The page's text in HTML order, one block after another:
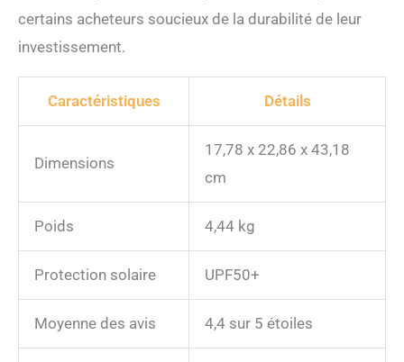
certains acheteurs soucieux de la durabilité de leur
investissement.
Caractéristiques Détails
Dimensions
17,78 x 22,86 x 43,18
cm
Poids 4,44 kg
Protection solaire UPF50+
Moyenne des avis 4,4 sur 5 étoiles